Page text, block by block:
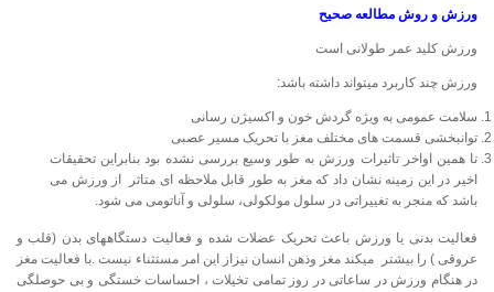
ورزش و روش مطالعه صحیح
ورزش كلید عمر طولانی است
ورزش چند کاربرد میتواند داشته باشد:
سلامت عمومی به ویژه گردش خون و اکسیژن رسانی
توانبخشی قسمت های مختلف مغز با تحریک مسیر عصبی
تا همین اواخر تاثیرات ورزش به طور وسیع بررسی نشده بود بنابراین تحقیقات
اخیر در این زمینه نشان داد که مغز به طور قابل ملاحظه ای متاثر از ورزش می
باشد که منجر به تغییراتی در سلول مولکولی، سلولی و آناتومی می شود.
فعالیت بدنی یا ورزش باعث تحریک عضلات شده و فعالیت دستگاههای بدن (قلب و
عروقی ) را بیشتر میکند مغز وذهن انسان نیزاز این امر مستثناء نیست .با فعالیت مغز
در هنگام ورزش در ساعاتی در روز تمامی تخیلات ، احساسات خستگی و بی حوصلگی